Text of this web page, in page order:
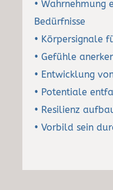
• Wahrnehmung
Bedürfnisse
• Körpersignale
• Gefühle
• Entwicklung
• Potentiale
• Resilienz
• Vorbild sein